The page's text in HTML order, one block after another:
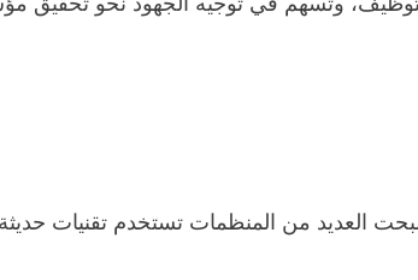
العديد من المنظمات تستخدم تقنيات